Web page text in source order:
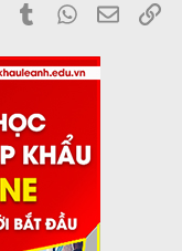
PinterestTumblrWhatsApp
Email